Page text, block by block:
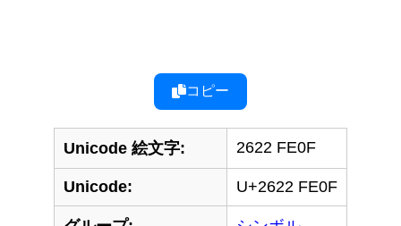
コピー
Unicode 絵文字: 2622 FE0F
Unicode: U+2622 FE0F